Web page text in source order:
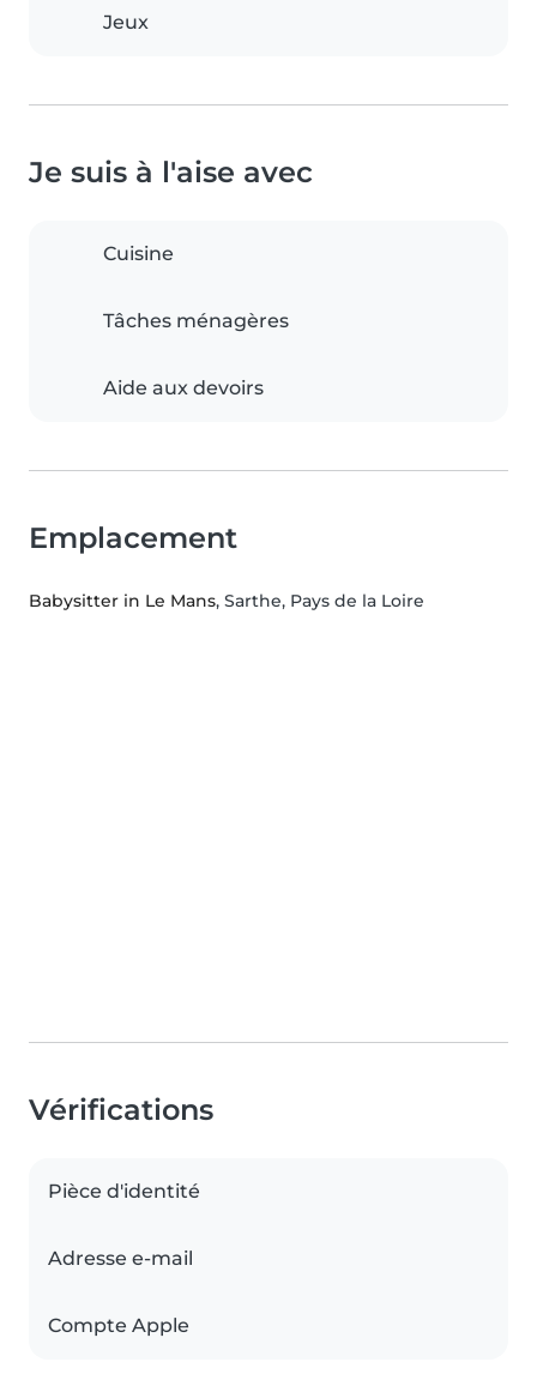
Jeux
Je suis à l'aise avec
Cuisine
Tâches ménagères
Aide aux devoirs
Emplacement
Babysitter in Le Mans, Sarthe, Pays de la Loire
Vérifications
Pièce d'identité
Adresse e-mail
Compte Apple